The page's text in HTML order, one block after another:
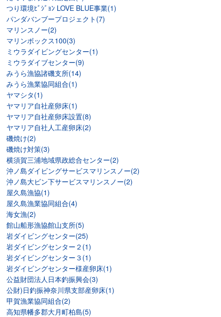
つり環境ﾋﾞｼﾞｮﾝ LOVE BLUE事業(1)
パンダバンブープロジェクト(7)
マリンスノー(2)
マリンボックス100(3)
ミウラダイビングセンター(1)
ミウラダイブセンター(9)
みうら漁協諸磯支所(14)
みうら漁業協同組合(1)
ヤマシタ(1)
ヤマリア自社産卵床(1)
ヤマリア自社産卵床設置(8)
ヤマリア自社人工産卵床(2)
磯焼け(2)
磯焼け対策(3)
横須賀三浦地域県政総合センター(2)
沖ノ島ダイビングサービスマリンスノー(2)
沖ノ島大ビン下サービスマリンスノー(2)
屋久島漁協(1)
屋久島漁業協同組合(4)
海女漁(2)
館山船形漁協館山支所(5)
岩ダイビングセンター(25)
岩ダイビングセンター２(1)
岩ダイビングセンター３(1)
岩ダイビングセンター様産卵床(1)
公益財団法人日本釣振興会(3)
公財)日釣振神奈川県支部産卵床(1)
甲賀漁業協同組合(2)
高知県幡多郡大月町柏島(5)